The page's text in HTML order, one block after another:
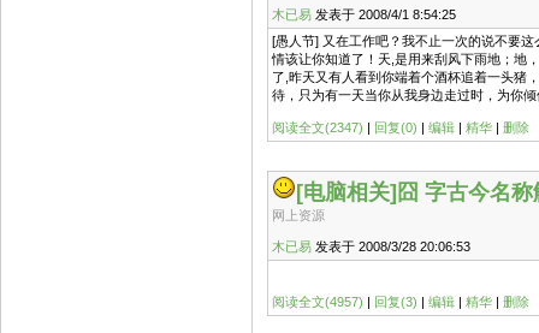
木已易 发表于 2008/4/1 8:54:25
[愚人节] 又在工作吧？我不止一次的说不要
情该让你知道了！天,是用来刮风下雨地；地
了,昨天又有人看到你端着个酒杯追着一头猪
待，只为有一天当你从我身边走过时，为你
阅读全文(2347) | 回复(0) | 编辑 | 精华 | 删除
[电脑相关] 囧 字古今名称
网上资源
木已易 发表于 2008/3/28 20:06:53
阅读全文(4957) | 回复(3) | 编辑 | 精华 | 删除